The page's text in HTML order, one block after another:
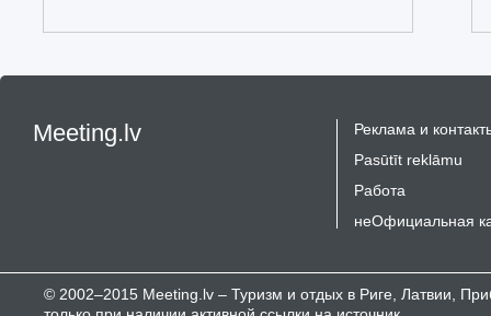
Meeting.lv
Реклама и
Pasūtīt reklāmu
Работа
неОфициальная
© 2002–2015 Meeting.lv – Туризм и отдых в Риге, Латвии,